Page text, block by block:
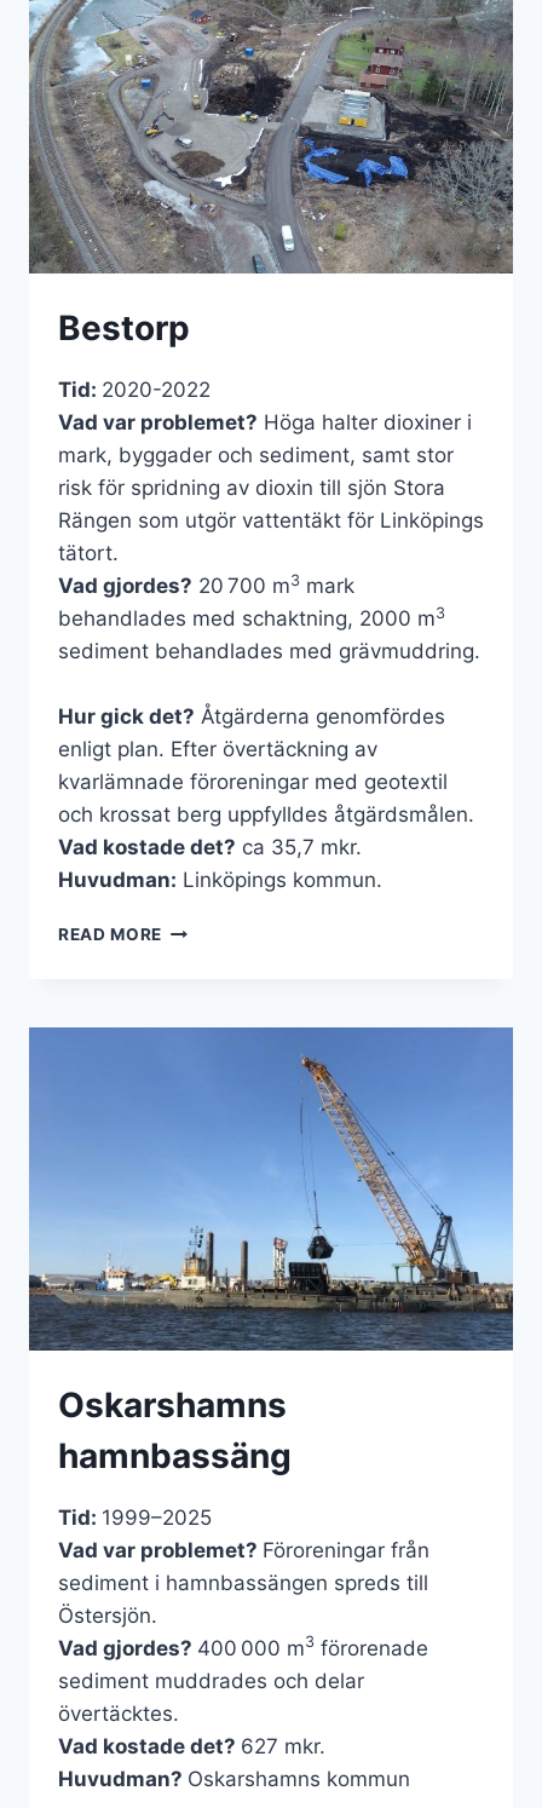
Bestorp
Tid: 2020-2022
Vad var problemet? Höga halter dioxiner i
mark, byggader och sediment, samt stor
risk för spridning av dioxin till sjön Stora
Rängen som utgör vattentäkt för Linköpings
tätort.
Vad gjordes? 20 700 m3 mark
behandlades med schaktning, 2000 m3
sediment behandlades med grävmuddring.
Hur gick det? Åtgärderna genomfördes
enligt plan. Efter övertäckning av
kvarlämnade föroreningar med geotextil
och krossat berg uppfylldes åtgärdsmålen.
Vad kostade det? ca 35,7 mkr.
Huvudman: Linköpings kommun.
READ MORE BESTORP
Oskarshamns
hamnbassäng
Tid: 1999–2025
Vad var problemet? Föroreningar från
sediment i hamnbassängen spreds till
Östersjön.
Vad gjordes? 400 000 m3 förorenade
sediment muddrades och delar
övertäcktes.
Vad kostade det? 627 mkr.
Huvudman? Oskarshamns kommun